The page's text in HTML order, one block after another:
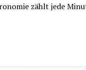
zählt jede